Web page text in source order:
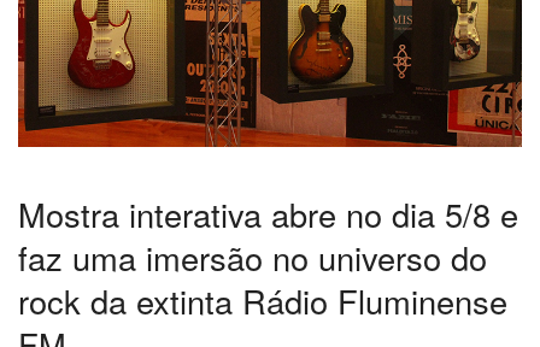
Mostra interativa abre no dia 5/8 e
faz uma imersão no universo do
rock da extinta Rádio Fluminense